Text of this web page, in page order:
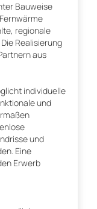
Bauweise
regionale
Realisierung
aus
individuelle
und
und
Eine
Erwerb